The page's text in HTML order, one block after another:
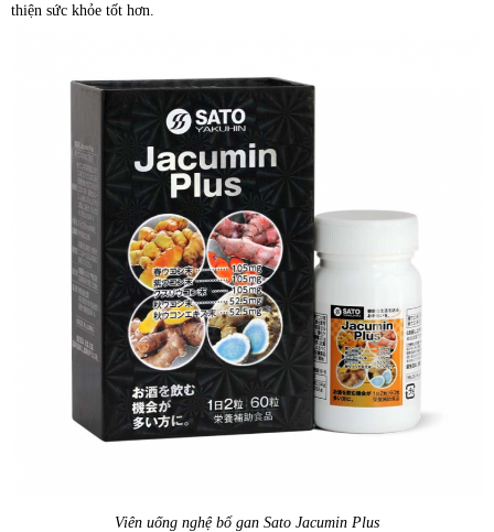
thiện sức khỏe tốt hơn.
Viên uống nghệ bổ gan Sato Jacumin Plus